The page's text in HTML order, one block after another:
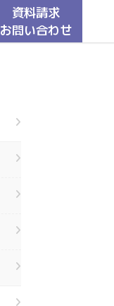
資料請求
お問い合わせ